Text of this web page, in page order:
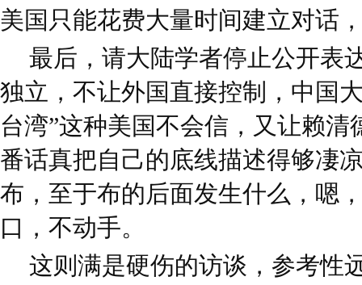
美国只能花费大量时间建立对话
最后，请大陆学者停止公开表
独立，不让外国直接控制，中国
台湾”这种美国不会信，又让赖
番话真把自己的底线描述得够凄
布，至于布的后面发生什么，嗯
口，不动手。
这则满是硬伤的访谈，参考性